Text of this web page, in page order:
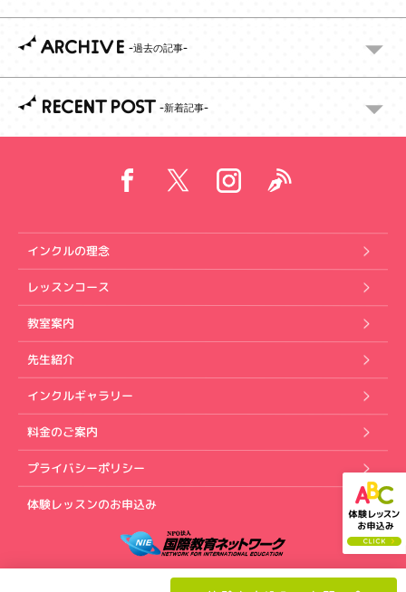
ARCHIVE
RECENT POST
インクルの理念
レッスンコース
教室案内
先生紹介
インクルギャラリー
料金のご案内
プライバシーポリシー
体験レッスンのお申込み
Copyright (C) インクル英会話スクール. All rights reserved.